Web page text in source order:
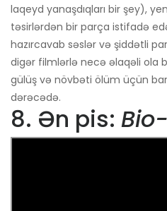
laqeyd yanaşdıqları bir şey),
təsirlərdən bir parça istifadə
hazırcavab səslər və şiddətli
digər filmlərlə necə əlaqəli ola
gülüş və növbəti ölüm üçün
dərəcədə.
8. Ən pis: